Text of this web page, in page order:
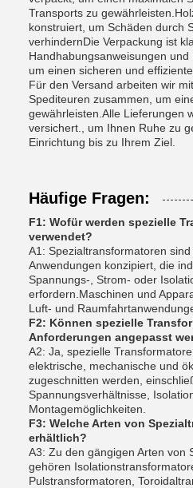
Transports zu
konstruiert, um Schäden durch
verhindernDie Verpackung ist
Handhabungsanweisungen und
um einen sicheren und
Für den Versand arbeiten wir
Spediteuren zusammen, um
gewährleisten.Alle Lieferungen
versichert., um Ihnen Ruhe zu
Einrichtung bis zu Ihrem Ziel.
Häufige Fragen:
F1: Wofür werden spezielle
verwendet?
A1: Spezialtransformatoren
Anwendungen konzipiert, die
Spannungs-, Strom- oder
erfordern.Maschinen und
Luft- und
F2: Können spezielle
Anforderungen angepasst
A2: Ja, spezielle
elektrische, mechanische und
zugeschnitten werden,
Spannungsverhältnisse,
Montagemöglichkeiten.
F3: Welche Arten von
erhältlich?
A3: Zu den gängigen Arten von
gehören
Pulstransformatoren,